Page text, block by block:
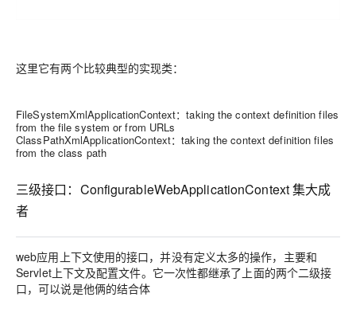
这里它有两个比较典型的实现类：
FileSystemXmlApplicationContext：taking the context definition files
from the file system or from URLs
ClassPathXmlApplicationContext：taking the context definition files
from the class path
三级接口：ConfigurableWebApplicationContext 集大成
者
web应用上下文使用的接口，并没有定义太多的操作，主要和
Servlet上下文及配置文件。它一次性都继承了上面的两个二级接
口，可以说是他俩的结合体